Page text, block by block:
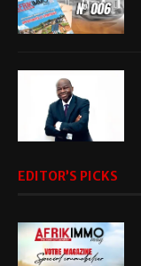
EDITOR’S PICKS